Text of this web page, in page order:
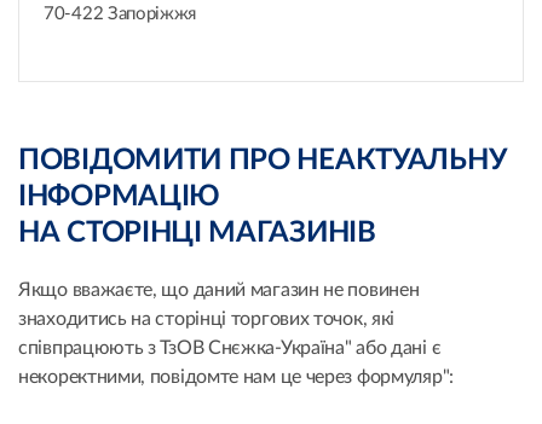
70-422 Запоріжжя
ПОВІДОМИТИ ПРО НЕАКТУАЛЬНУ
ІНФОРМАЦІЮ
НА СТОРІНЦІ МАГАЗИНІВ
Якщо вважаєте, що даний магазин не повинен
знаходитись на сторінці торгових точок, які
співпрацюють з ТзОВ Снєжка-Україна" або дані є
некоректними, повідомте нам це через формуляр":